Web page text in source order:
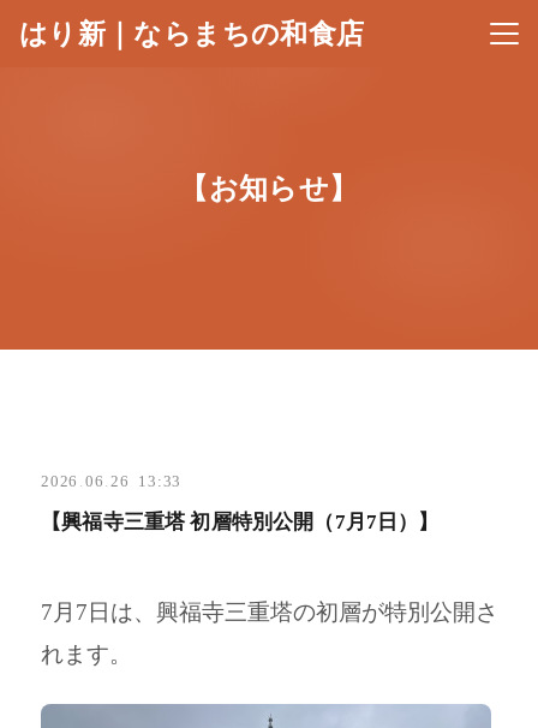
はり新｜ならまちの和食店 メニ
【お知らせ】
2026 . 06 . 26 13:33
【興福寺三重塔 初層特別公開（7月7日）】
7月7日は、興福寺三重塔の初層が特別公開さ
れます。